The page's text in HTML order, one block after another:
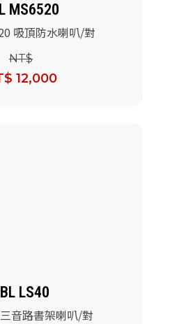
MS6520
吸頂防水喇叭/對
NT$
12,000
LS40
音路書架喇叭/對